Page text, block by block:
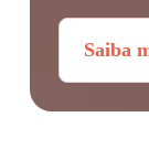
Saiba